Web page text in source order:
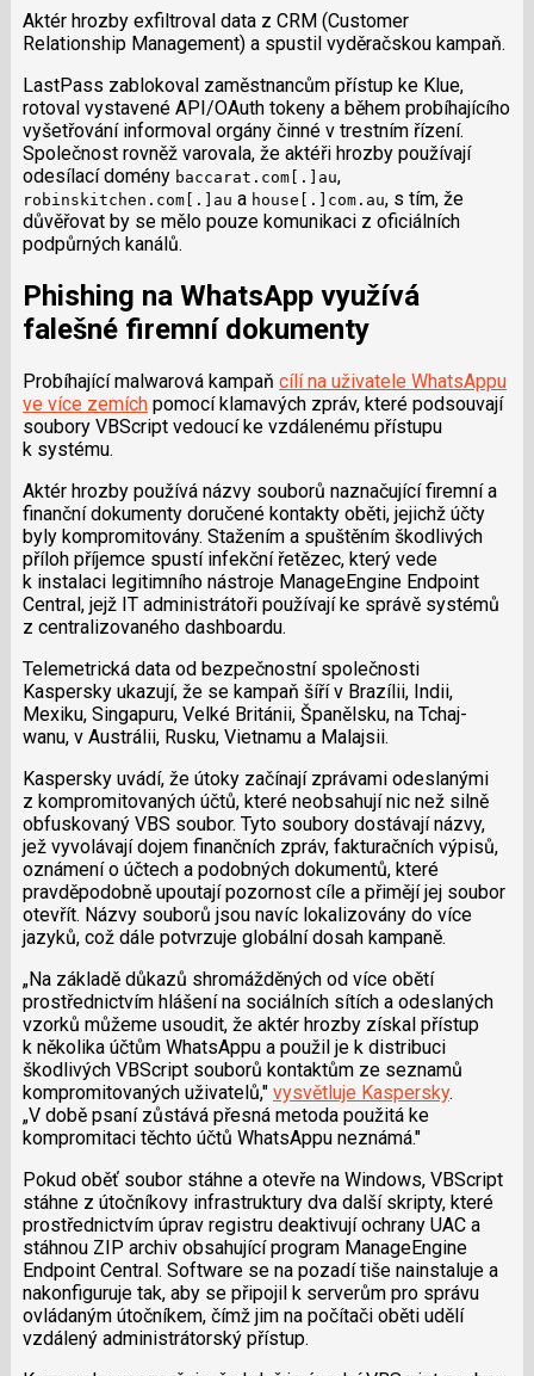
Aktér hrozby exfiltroval data z CRM (Customer
Relationship Management) a spustil vyděračskou kampaň.
LastPass zablokoval zaměstnancům přístup ke Klue,
rotoval vystavené API/OAuth tokeny a během probíhajícího
vyšetřování informoval orgány činné v trestním řízení.
Společnost rovněž varovala, že aktéři hrozby používají
odesílací domény baccarat.com[.]au,
robinskitchen.com[.]au a house[.]com.au, s tím, že
důvěřovat by se mělo pouze komunikaci z oficiálních
podpůrných kanálů.
Phishing na WhatsApp využívá
falešné firemní dokumenty
Probíhající malwarová kampaň cílí na uživatele WhatsAppu
ve více zemíchpomocí klamavých zpráv, které podsouvají
soubory VBScript vedoucí ke vzdálenému přístupu
k systému.
Aktér hrozby používá názvy souborů naznačující firemní a
finanční dokumenty doručené kontakty oběti, jejichž účty
byly kompromitovány. Stažením a spuštěním škodlivých
příloh příjemce spustí infekční řetězec, který vede
k instalaci legitimního nástroje ManageEngine Endpoint
Central, jejž IT administrátoři používají ke správě systémů
z centralizovaného dashboardu.
Telemetrická data od bezpečnostní společnosti
Kaspersky ukazují, že se kampaň šíří v Brazílii, Indii,
Mexiku, Singapuru, Velké Británii, Španělsku, na Tchaj-
wanu, v Austrálii, Rusku, Vietnamu a Malajsii.
Kaspersky uvádí, že útoky začínají zprávami odeslanými
z kompromitovaných účtů, které neobsahují nic než silně
obfuskovaný VBS soubor. Tyto soubory dostávají názvy,
jež vyvolávají dojem finančních zpráv, fakturačních výpisů,
oznámení o účtech a podobných dokumentů, které
pravděpodobně upoutají pozornost cíle a přimějí jej soubor
otevřít. Názvy souborů jsou navíc lokalizovány do více
jazyků, což dále potvrzuje globální dosah kampaně.
„Na základě důkazů shromážděných od více obětí
prostřednictvím hlášení na sociálních sítích a odeslaných
vzorků můžeme usoudit, že aktér hrozby získal přístup
k několika účtům WhatsAppu a použil je k distribuci
škodlivých VBScript souborů kontaktům ze seznamů
kompromitovaných uživatelů," vysvětluje Kaspersky.
„V době psaní zůstává přesná metoda použitá ke
kompromitaci těchto účtů WhatsAppu neznámá."
Pokud oběť soubor stáhne a otevře na Windows, VBScript
stáhne z útočníkovy infrastruktury dva další skripty, které
prostřednictvím úprav registru deaktivují ochrany UAC a
stáhnou ZIP archiv obsahující program ManageEngine
Endpoint Central. Software se na pozadí tiše nainstaluje a
nakonfiguruje tak, aby se připojil k serverům pro správu
ovládaným útočníkem, čímž jim na počítači oběti udělí
vzdálený administrátorský přístup.